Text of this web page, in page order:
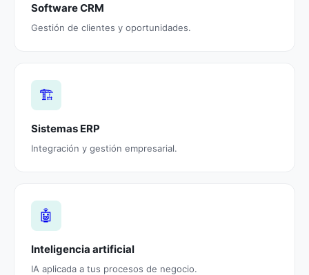
Software CRM
Gestión de clientes y oportunidades.
🏗️
Sistemas ERP
Integración y gestión empresarial.
🤖
Inteligencia artificial
IA aplicada a tus procesos de negocio.